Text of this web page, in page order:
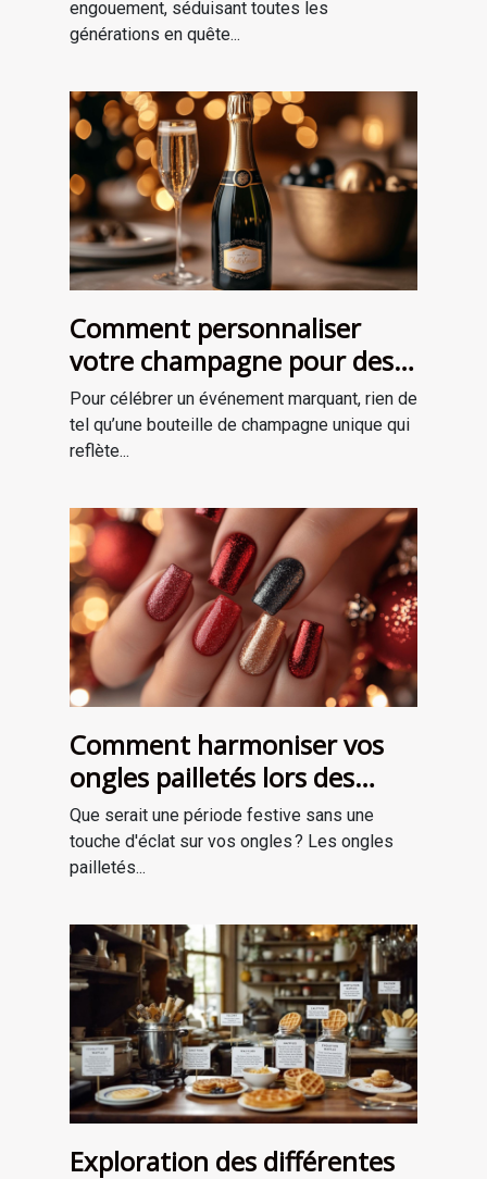
engouement, séduisant toutes les
générations en quête...
Comment personnaliser
votre champagne pour des
occasions spéciales ?
Pour célébrer un événement marquant, rien de
tel qu’une bouteille de champagne unique qui
reflète...
Comment harmoniser vos
ongles pailletés lors des
fêtes ?
Que serait une période festive sans une
touche d'éclat sur vos ongles ? Les ongles
pailletés...
Exploration des différentes